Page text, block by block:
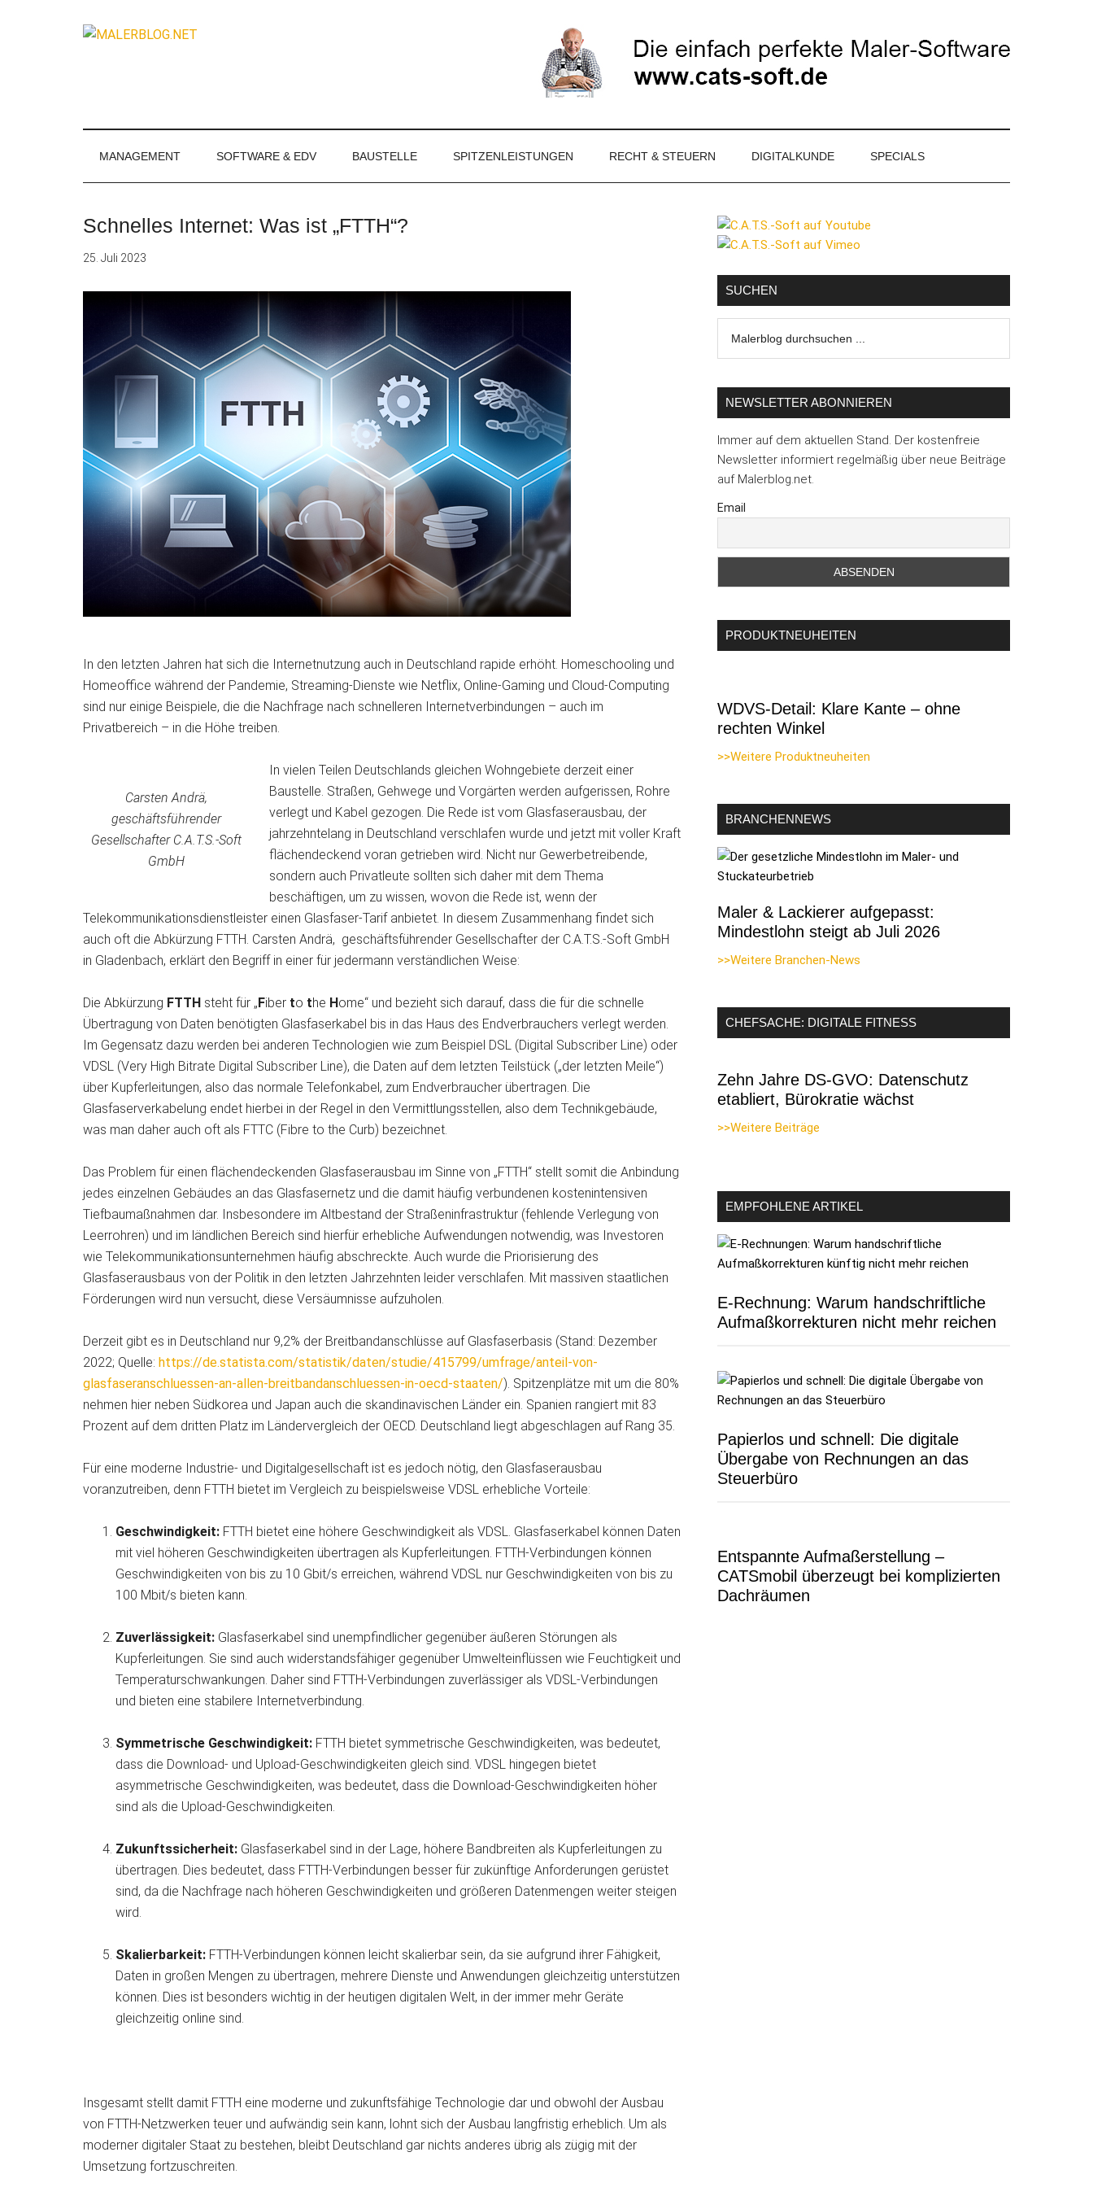
Stuckateure
MANAGEMENT SOFTWARE & EDV BAUSTELLE SPITZENLEISTUNGEN RECHT & STEUERN DIGITALKUNDE SPECIALS
Schnelles Internet: Was ist „FTTH“?
25. Juli 2023
In den letzten Jahren hat sich die Internetnutzung auch in Deutschland rapide erhöht. Homeschooling und
Homeoffice während der Pandemie, Streaming-Dienste wie Netflix, Online-Gaming und Cloud-Computing
sind nur einige Beispiele, die die Nachfrage nach schnelleren Internetverbindungen – auch im
Privatbereich – in die Höhe treiben.
Carsten Andrä,
geschäftsführender
Gesellschafter C.A.T.S.-Soft
GmbH
In vielen Teilen Deutschlands gleichen Wohngebiete derzeit einer
Baustelle. Straßen, Gehwege und Vorgärten werden aufgerissen, Rohre
verlegt und Kabel gezogen. Die Rede ist vom Glasfaserausbau, der
jahrzehntelang in Deutschland verschlafen wurde und jetzt mit voller Kraft
flächendeckend voran getrieben wird. Nicht nur Gewerbetreibende,
sondern auch Privatleute sollten sich daher mit dem Thema
beschäftigen, um zu wissen, wovon die Rede ist, wenn der
Telekommunikationsdienstleister einen Glasfaser-Tarif anbietet. In diesem Zusammenhang findet sich
auch oft die Abkürzung FTTH. Carsten Andrä, geschäftsführender Gesellschafter der C.A.T.S.-Soft GmbH
in Gladenbach, erklärt den Begriff in einer für jedermann verständlichen Weise:
Die Abkürzung FTTH steht für „Fiber to the Home“ und bezieht sich darauf, dass die für die schnelle
Übertragung von Daten benötigten Glasfaserkabel bis in das Haus des Endverbrauchers verlegt werden.
Im Gegensatz dazu werden bei anderen Technologien wie zum Beispiel DSL (Digital Subscriber Line) oder
VDSL (Very High Bitrate Digital Subscriber Line), die Daten auf dem letzten Teilstück („der letzten Meile“)
über Kupferleitungen, also das normale Telefonkabel, zum Endverbraucher übertragen. Die
Glasfaserverkabelung endet hierbei in der Regel in den Vermittlungsstellen, also dem Technikgebäude,
was man daher auch oft als FTTC (Fibre to the Curb) bezeichnet.
Das Problem für einen flächendeckenden Glasfaserausbau im Sinne von „FTTH“ stellt somit die Anbindung
jedes einzelnen Gebäudes an das Glasfasernetz und die damit häufig verbundenen kostenintensiven
Tiefbaumaßnahmen dar. Insbesondere im Altbestand der Straßeninfrastruktur (fehlende Verlegung von
Leerrohren) und im ländlichen Bereich sind hierfür erhebliche Aufwendungen notwendig, was Investoren
wie Telekommunikationsunternehmen häufig abschreckte. Auch wurde die Priorisierung des
Glasfaserausbaus von der Politik in den letzten Jahrzehnten leider verschlafen. Mit massiven staatlichen
Förderungen wird nun versucht, diese Versäumnisse aufzuholen.
Derzeit gibt es in Deutschland nur 9,2% der Breitbandanschlüsse auf Glasfaserbasis (Stand: Dezember
2022; Quelle: https://de.statista.com/statistik/daten/studie/415799/umfrage/anteil-von-
glasfaseranschluessen-an-allen-breitbandanschluessen-in-oecd-staaten/). Spitzenplätze mit um die 80%
nehmen hier neben Südkorea und Japan auch die skandinavischen Länder ein. Spanien rangiert mit 83
Prozent auf dem dritten Platz im Ländervergleich der OECD. Deutschland liegt abgeschlagen auf Rang 35.
Für eine moderne Industrie- und Digitalgesellschaft ist es jedoch nötig, den Glasfaserausbau
voranzutreiben, denn FTTH bietet im Vergleich zu beispielsweise VDSL erhebliche Vorteile:
Geschwindigkeit: FTTH bietet eine höhere Geschwindigkeit als VDSL. Glasfaserkabel können Daten
mit viel höheren Geschwindigkeiten übertragen als Kupferleitungen. FTTH-Verbindungen können
Geschwindigkeiten von bis zu 10 Gbit/s erreichen, während VDSL nur Geschwindigkeiten von bis zu
100 Mbit/s bieten kann.
Zuverlässigkeit: Glasfaserkabel sind unempfindlicher gegenüber äußeren Störungen als
Kupferleitungen. Sie sind auch widerstandsfähiger gegenüber Umwelteinflüssen wie Feuchtigkeit und
Temperaturschwankungen. Daher sind FTTH-Verbindungen zuverlässiger als VDSL-Verbindungen
und bieten eine stabilere Internetverbindung.
Symmetrische Geschwindigkeit: FTTH bietet symmetrische Geschwindigkeiten, was bedeutet,
dass die Download- und Upload-Geschwindigkeiten gleich sind. VDSL hingegen bietet
asymmetrische Geschwindigkeiten, was bedeutet, dass die Download-Geschwindigkeiten höher
sind als die Upload-Geschwindigkeiten.
Zukunftssicherheit: Glasfaserkabel sind in der Lage, höhere Bandbreiten als Kupferleitungen zu
übertragen. Dies bedeutet, dass FTTH-Verbindungen besser für zukünftige Anforderungen gerüstet
sind, da die Nachfrage nach höheren Geschwindigkeiten und größeren Datenmengen weiter steigen
wird.
Skalierbarkeit: FTTH-Verbindungen können leicht skalierbar sein, da sie aufgrund ihrer Fähigkeit,
Daten in großen Mengen zu übertragen, mehrere Dienste und Anwendungen gleichzeitig unterstützen
können. Dies ist besonders wichtig in der heutigen digitalen Welt, in der immer mehr Geräte
gleichzeitig online sind.
Insgesamt stellt damit FTTH eine moderne und zukunftsfähige Technologie dar und obwohl der Ausbau
von FTTH-Netzwerken teuer und aufwändig sein kann, lohnt sich der Ausbau langfristig erheblich. Um als
moderner digitaler Staat zu bestehen, bleibt Deutschland gar nichts anderes übrig als zügig mit der
Umsetzung fortzuschreiten.
Seitenspalte
SUCHEN
durchsuchen
NEWSLETTER ABONNIEREN
Immer auf dem aktuellen Stand. Der kostenfreie
Newsletter informiert regelmäßig über neue Beiträge
auf Malerblog.net.
Email
PRODUKTNEUHEITEN
WDVS-Detail: Klare Kante – ohne
rechten Winkel
>>Weitere Produktneuheiten
BRANCHENNEWS
Maler & Lackierer aufgepasst:
Mindestlohn steigt ab Juli 2026
>>Weitere Branchen-News
CHEFSACHE: DIGITALE FITNESS
Zehn Jahre DS-GVO: Datenschutz
etabliert, Bürokratie wächst
>>Weitere Beiträge
EMPFOHLENE ARTIKEL
E-Rechnung: Warum handschriftliche
Aufmaßkorrekturen nicht mehr reichen
Papierlos und schnell: Die digitale
Übergabe von Rechnungen an das
Steuerbüro
Entspannte Aufmaßerstellung –
CATSmobil überzeugt bei komplizierten
Dachräumen